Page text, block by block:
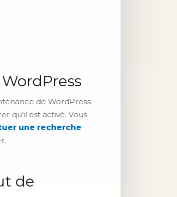
de WordPress.
qu’il est activé. Vous
une recherche
de